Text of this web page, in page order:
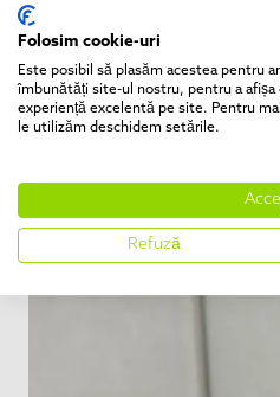
Folosim cookie-uri
Este posibil să plasăm acestea pentru
îmbunătăți site-ul nostru, pentru a
experiență excelentă pe site. Pentru
le utilizăm deschidem setările.
Refuză